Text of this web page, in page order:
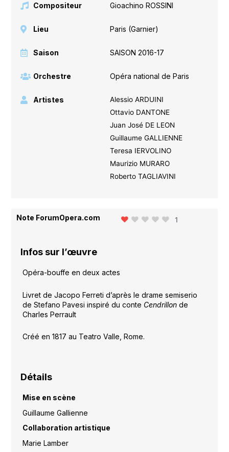
Compositeur Gioachino ROSSINI
Lieu Paris (Garnier)
Saison SAISON 2016-17
Orchestre Opéra national de Paris
Artistes
Alessio ARDUINI
Ottavio DANTONE
Juan José DE LEON
Guillaume GALLIENNE
Teresa IERVOLINO
Maurizio MURARO
Roberto TAGLIAVINI
Note ForumOpera.com 1
Infos sur l’œuvre
Opéra-bouffe en deux actes
Livret de Jacopo Ferreti d’après le drame semiserio
de Stefano Pavesi inspiré du conte Cendrillonde
Charles Perrault
Créé en 1817 au Teatro Valle, Rome.
Détails
Mise en scène
Guillaume Gallienne
Collaboration artistique
Marie Lamber